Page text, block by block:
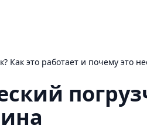
Как это работает и почему